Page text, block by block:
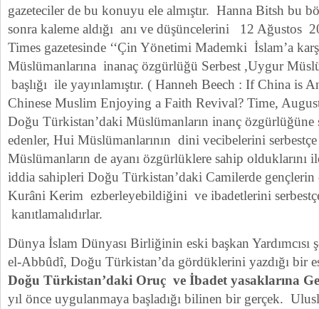
gazeteciler de bu konuyu ele almıştır. Hanna Bitsh bu
sonra kaleme aldığı anı ve düşüncelerini 12 Ağustos
Times gazetesinde ‘‘Çin Yönetimi Mademki İslam’a
Müslümanlarına inanaç özgürlüğü Serbest ,Uygur
başlığı ile yayınlamıştır. ( Hanneh Beech : If China is
Chinese Muslim Enjoying a Faith Revival? Time,
Doğu Türkistan’daki Müslümanların inanç
edenler, Hui Müslümanlarının dini vecibelerini
Müslümanların de ayanı özgürlüklere sahip
iddia sahipleri Doğu Türkistan’daki Camilerde gençlerin
Kurâni Kerim ezberleyebildiğini ve ibadetlerini
kanıtlamalıdırlar.
Dünya İslam Dünyası Birliğinin eski başkan Yardımcısı
el-Abbûdî, Doğu Türkistan’da gördüklerini yazdığı bir
Doğu Türkistan’daki Oruç ve İbadet yasaklarına
yıl önce uygulanmaya başladığı bilinen bir gerçek.